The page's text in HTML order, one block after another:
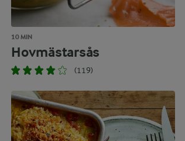
10 MIN
Hovmästarsås
(119)